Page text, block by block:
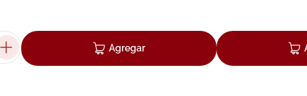
Agregar